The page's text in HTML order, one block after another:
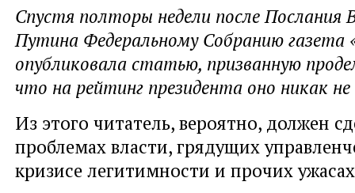
Спустя полторы недели после Послания
Путина Федеральному Собранию газета
опубликовала статью, призванную
что на рейтинг президента оно никак не
Из этого читатель, вероятно, должен
проблемах власти, грядущих
кризисе легитимности и прочих